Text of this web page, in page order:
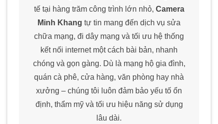
tế tại hàng trăm công trình lớn nhỏ, Camera
Minh Khang tự tin mang đến dịch vụ sửa
chữa mạng, đi dây mạng và tối ưu hệ thống
kết nối internet một cách bài bản, nhanh
chóng và gọn gàng. Dù là mạng hộ gia đình,
quán cà phê, cửa hàng, văn phòng hay nhà
xưởng – chúng tôi luôn đảm bảo yếu tố ổn
định, thẩm mỹ và tối ưu hiệu năng sử dụng
lâu dài.